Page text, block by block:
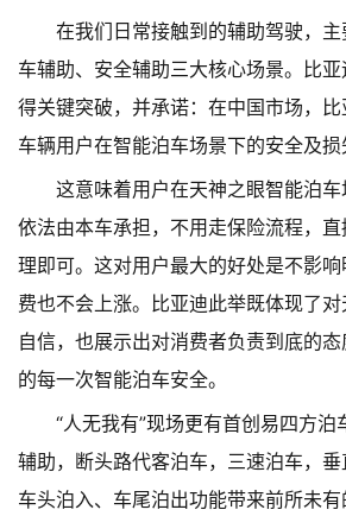
在我们日常接触到的辅助驾驶，
车辅助、安全辅助三大核心场景。比
得关键突破，并承诺：在中国市场，
车辆用户在智能泊车场景下的安全及损
这意味着用户在天神之眼智能泊
依法由本车承担，不用走保险流程，
理即可。这对用户最大的好处是不影
费也不会上涨。比亚迪此举既体现了
自信，也展示出对消费者负责到底的
的每一次智能泊车安全。
“人无我有”现场更有首创易四方
辅助，断头路代客泊车，三速泊车，垂
车头泊入、车尾泊出功能带来前所未